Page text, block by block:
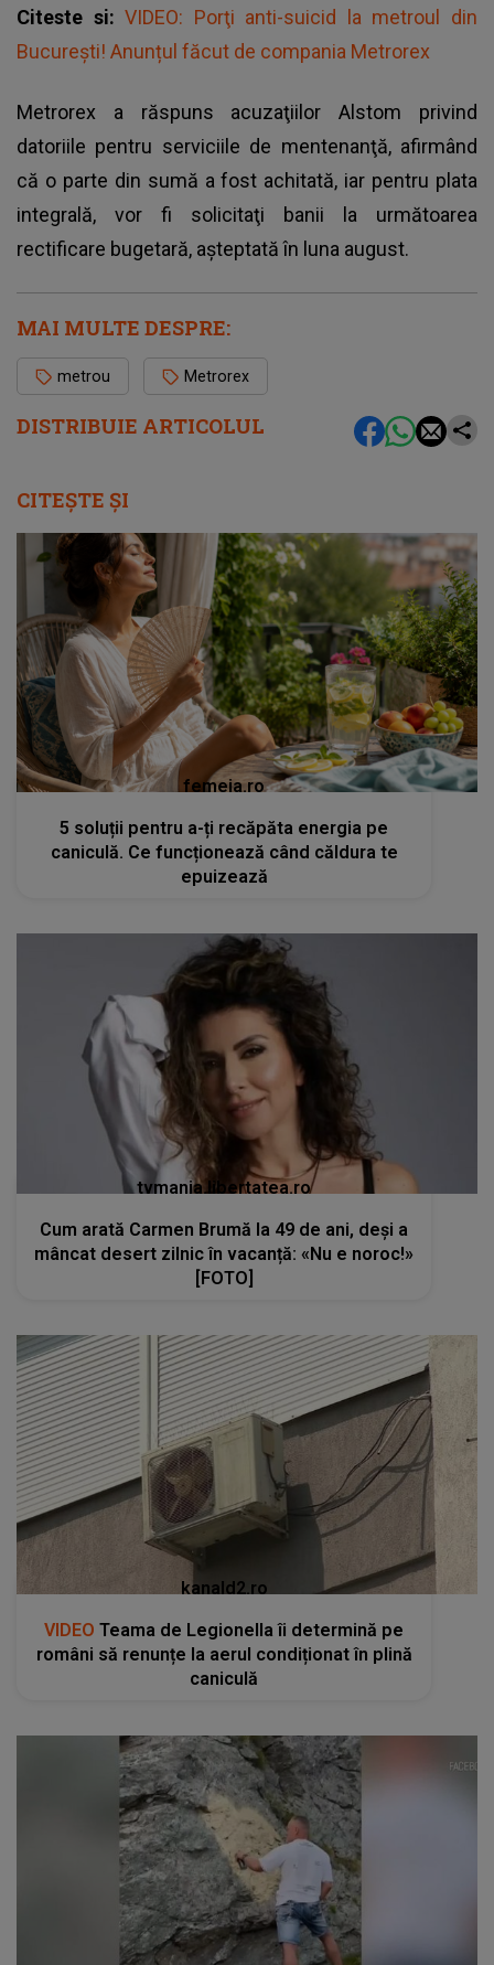
DISTRIBUIE ARTICOLUL
Citeste si:VIDEO: Porţi anti-suicid la metroul din
Bucureşti! Anunțul făcut de compania Metrorex
Metrorex a răspuns acuzaţiilor Alstom privind
datoriile pentru serviciile de mentenanţă, afirmând
că o parte din sumă a fost achitată, iar pentru plata
integrală, vor fi solicitaţi banii la următoarea
rectificare bugetară, aşteptată în luna august.
MAI MULTE DESPRE:
metrou Metrorex
CITEȘTE ȘI
femeia.ro
5 soluții pentru a-ți recăpăta energia pe
caniculă. Ce funcționează când căldura te
epuizează
tvmania.libertatea.ro
Cum arată Carmen Brumă la 49 de ani, deși a
mâncat desert zilnic în vacanță: «Nu e noroc!»
[FOTO]
kanald2.ro
VIDEO Teama de Legionella îi determină pe
români să renunțe la aerul condiționat în plină
caniculă